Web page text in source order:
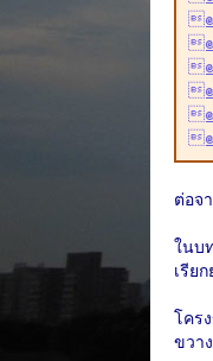




๛

ต่อจ
ในบ
เรีย
โคร
ขวา